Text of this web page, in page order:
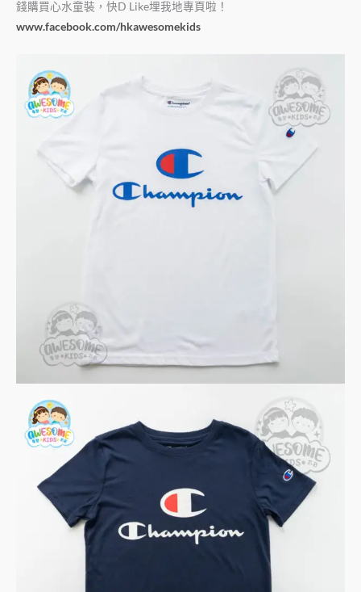
錢購買心水童裝，快D Like埋我地專頁啦！
www.facebook.com/hkawesomekids